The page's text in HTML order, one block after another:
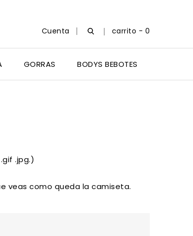
carrito - 0
Cuenta
GORRAS BODYS BEBOTES
.gif .jpg.)
veas como queda la camiseta.